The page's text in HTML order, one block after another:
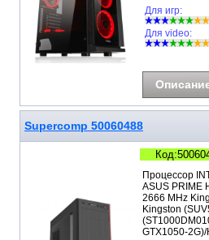
Для игр:
Для video:
Supercomp 50060488
Процессор
ASUS PRIME
2666 MHz
Kingston
GTX1050-